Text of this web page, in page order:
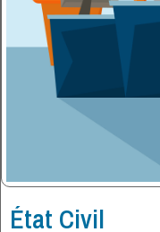
État Civil